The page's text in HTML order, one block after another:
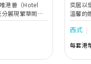
港薈（Hotel
展現繁華鬧巿
門之選。專業團
力臻完美，保證
Silverbox宴會
套，並採用極富
經典神韻。不論
奕居以
溫馨的
團隊會
西式
每套港